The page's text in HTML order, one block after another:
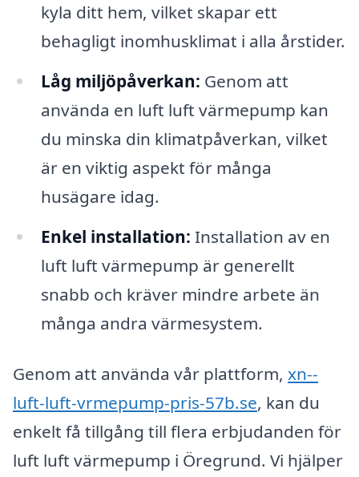
kyla ditt hem, vilket skapar ett
behagligt inomhusklimat i alla årstider.
Låg miljöpåverkan: Genom att
använda en luft luft värmepump kan
du minska din klimatpåverkan, vilket
är en viktig aspekt för många
husägare idag.
Enkel installation: Installation av en
luft luft värmepump är generellt
snabb och kräver mindre arbete än
många andra värmesystem.
Genom att använda vår plattform, xn--
luft-luft-vrmepump-pris-57b.se, kan du
enkelt få tillgång till flera erbjudanden för
luft luft värmepump i Öregrund. Vi hjälper